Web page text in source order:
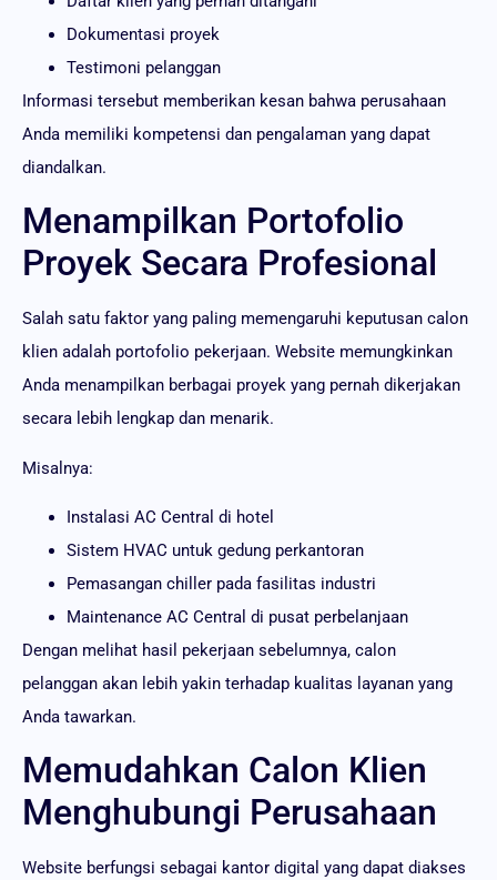
Dokumentasi proyek
Testimoni pelanggan
Informasi tersebut memberikan kesan bahwa perusahaan
Anda memiliki kompetensi dan pengalaman yang dapat
diandalkan.
Menampilkan Portofolio
Proyek Secara Profesional
Salah satu faktor yang paling memengaruhi keputusan calon
klien adalah portofolio pekerjaan. Website memungkinkan
Anda menampilkan berbagai proyek yang pernah dikerjakan
secara lebih lengkap dan menarik.
Misalnya:
Instalasi AC Central di hotel
Sistem HVAC untuk gedung perkantoran
Pemasangan chiller pada fasilitas industri
Maintenance AC Central di pusat perbelanjaan
Dengan melihat hasil pekerjaan sebelumnya, calon
pelanggan akan lebih yakin terhadap kualitas layanan yang
Anda tawarkan.
Memudahkan Calon Klien
Menghubungi Perusahaan
Website berfungsi sebagai kantor digital yang dapat diakses